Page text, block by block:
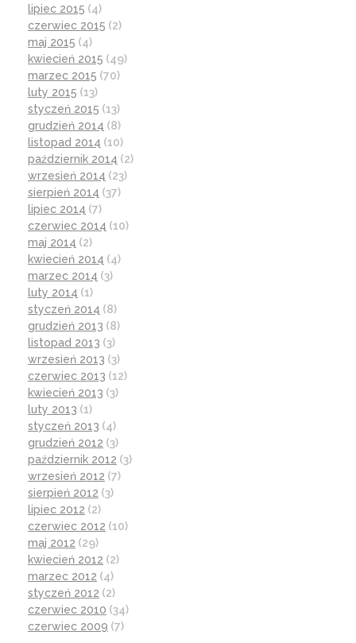
lipiec 2015 (4)
czerwiec 2015 (2)
maj 2015 (4)
kwiecień 2015 (49)
marzec 2015 (70)
luty 2015 (13)
styczeń 2015 (13)
grudzień 2014 (8)
listopad 2014 (10)
październik 2014 (2)
wrzesień 2014 (23)
sierpień 2014 (37)
lipiec 2014 (7)
czerwiec 2014 (10)
maj 2014 (2)
kwiecień 2014 (4)
marzec 2014 (3)
luty 2014 (1)
styczeń 2014 (8)
grudzień 2013 (8)
listopad 2013 (3)
wrzesień 2013 (3)
czerwiec 2013 (12)
kwiecień 2013 (3)
luty 2013 (1)
styczeń 2013 (4)
grudzień 2012 (3)
październik 2012 (3)
wrzesień 2012 (7)
sierpień 2012 (3)
lipiec 2012 (2)
czerwiec 2012 (10)
maj 2012 (29)
kwiecień 2012 (2)
marzec 2012 (4)
styczeń 2012 (2)
czerwiec 2010 (34)
czerwiec 2009 (7)